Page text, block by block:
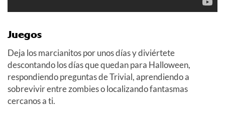
Juegos
Deja los marcianitos por unos días y diviértete
descontando los días que quedan para Halloween,
respondiendo preguntas de Trivial, aprendiendo a
sobrevivir entre zombies o localizando fantasmas
cercanos a ti.